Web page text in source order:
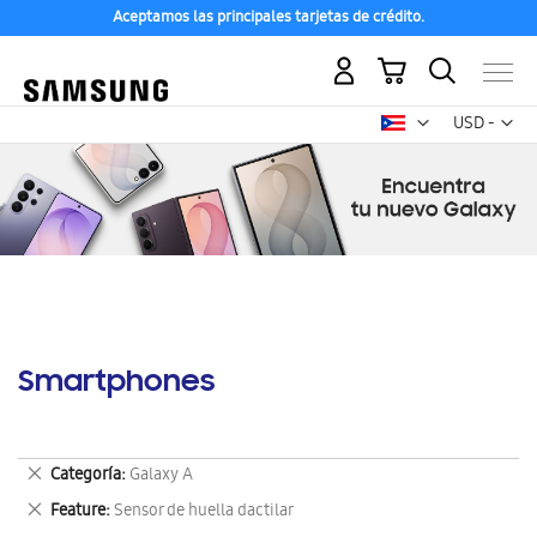
Aceptamos las principales tarjetas de crédito.
USD -
dólar
Mi carrito
Smartphones
Categoría Galaxy A
Eliminar
este
artículo
Feature Sensor de huella dactilar
Eliminar